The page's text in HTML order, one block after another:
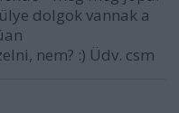
dolgok vannak a
nem? :) Üdv. csm